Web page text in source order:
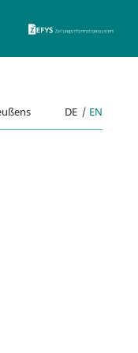
DE | EN